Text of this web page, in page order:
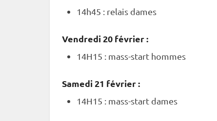
14h45 : relais dames
Vendredi 20 février :
14H15 : mass-start hommes
Samedi 21 février :
14H15 : mass-start dames